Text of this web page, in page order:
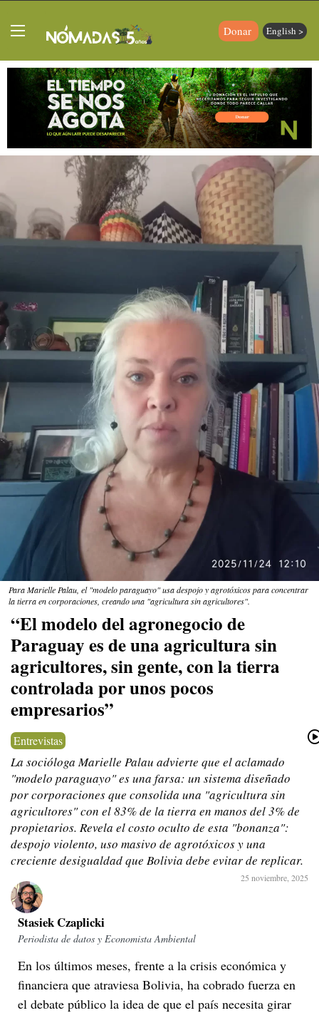
Donar English >
Para Marielle Palau, el "modelo paraguayo" usa despojo y agrotóxicos para concentrar
la tierra en corporaciones, creando una "agricultura sin agricultores".
“El modelo del agronegocio de
Paraguay es de una agricultura sin
agricultores, sin gente, con la tierra
controlada por unos pocos
empresarios”
Entrevistas
La socióloga Marielle Palau advierte que el aclamado
"modelo paraguayo" es una farsa: un sistema diseñado
por corporaciones que consolida una "agricultura sin
agricultores" con el 83% de la tierra en manos del 3% de
propietarios. Revela el costo oculto de esta "bonanza":
despojo violento, uso masivo de agrotóxicos y una
creciente desigualdad que Bolivia debe evitar de replicar.
25 noviembre, 2025
Stasiek Czaplicki
Periodista de datos y Economista Ambiental
En los últimos meses, frente a la crisis económica y
financiera que atraviesa Bolivia, ha cobrado fuerza en
el debate público la idea de que el país necesita girar